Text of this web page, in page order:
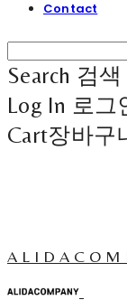
Contact
Search 검색
Log In 로그
Cart장바구
A L I D A C O M